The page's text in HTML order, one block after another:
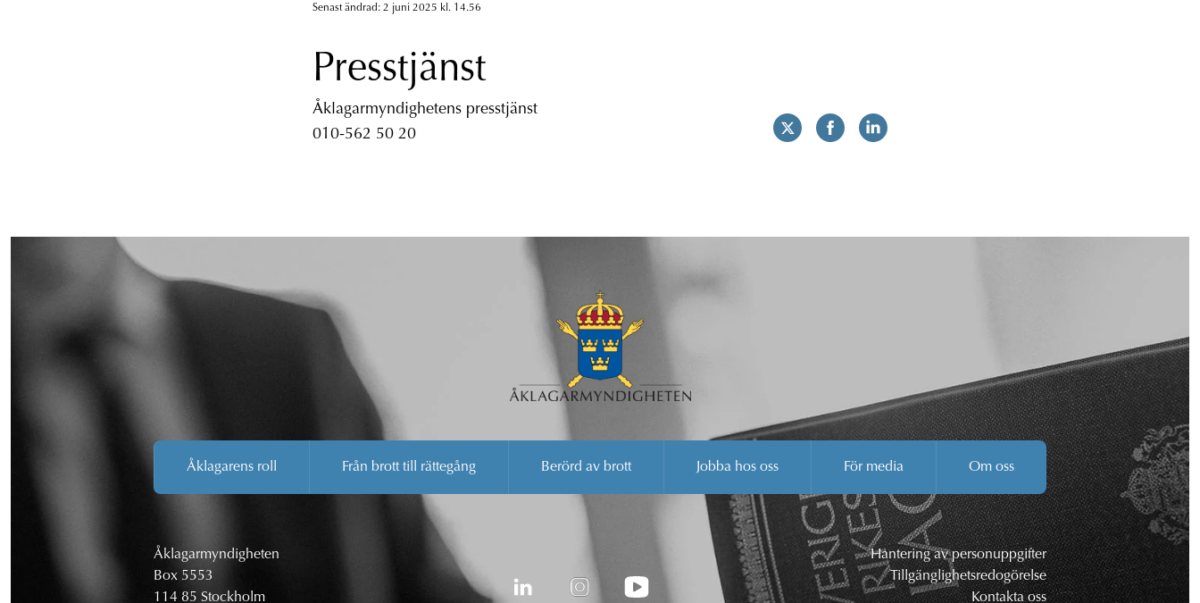
Senast ändrad: 2 juni 2025 kl. 14.56
Presstjänst
Åklagarmyndighetens presstjänst
010-562 50 20
Åklagarens roll Från brott till rättegång Berörd av brott Jobba hos oss För media Om oss
Åklagarmyndigheten
Box 5553
114 85 Stockholm
Hantering av personuppgifter
Tillgänglighetsredogörelse
Kontakta oss